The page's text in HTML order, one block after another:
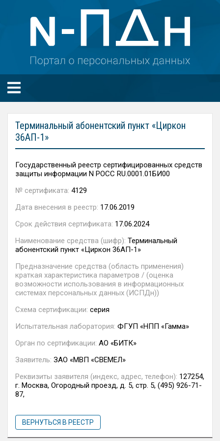
Терминальный абонентский пункт «Циркон
36АП-1»
Государственный реестр сертифицированных средств
защиты информации N РОСС RU.0001.01БИ00
№ сертификата: 4129
Дата внесения в реестр: 17.06.2019
Срок действия сертификата: 17.06.2024
Наименование средства (шифр): Терминальный
абонентский пункт «Циркон 36АП-1»
Предназначение средства (область применения)
краткая характеристика параметров / (оценка
возможности использования в информационных
системах персональных данных (ИСПДн))
Схема сертификации: серия
Испытательная лаборатория: ФГУП «НПП «Гамма»
Орган по сертификации: АО «БИТК»
Заявитель: ЗАО «МВП «СВЕМЕЛ»
Реквизиты заявителя (индекс, адрес, телефон): 127254,
г. Москва, Огородный проезд, д. 5, стр. 5, (495) 926-71-
87,
ВЕРНУТЬСЯ В РЕЕСТР